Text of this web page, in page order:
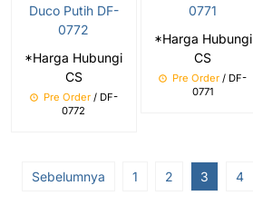
Duco Putih DF-
0772
*Harga Hubungi
CS
Pre Order/ DF-
0772
0771
*Harga Hubungi
CS
Pre Order / DF-
0771
Sebelumnya 1 2 3 4